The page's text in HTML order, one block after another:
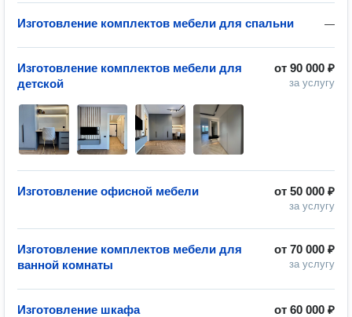
—
Изготовление комплектов мебели для спальни
от 90 000 ₽
за услугу
Изготовление комплектов мебели для
детской
от 50 000 ₽
за услугу
Изготовление офисной мебели
от 70 000 ₽
за услугу
Изготовление комплектов мебели для
ванной комнаты
от 60 000 ₽
Изготовление шкафа